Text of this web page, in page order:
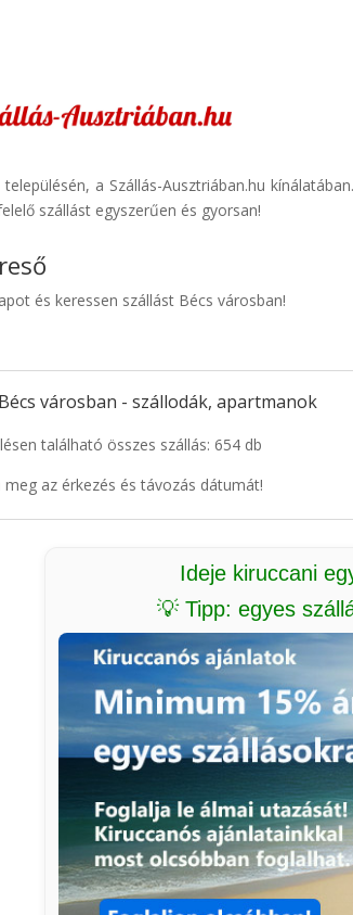
településén, a Szállás-Ausztriában.hu
szállást egyszerűen és gyorsan!
és keressen szállást Bécs városban!
városban - szállodák, apartmanok
található összes szállás: 654 db
meg az érkezés és távozás dátumát!
Ideje kiruccani
💡 Tipp: egyes